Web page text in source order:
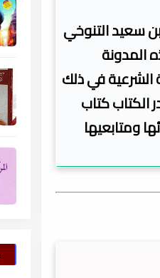
سعيد التنوخي
المدونة
الشرعية في ذلك
الكتاب كتاب
ومتابعيها